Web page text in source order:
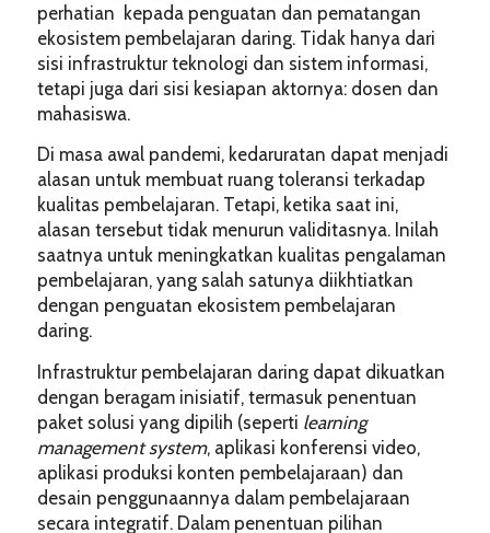
perhatian kepada penguatan dan pematangan
ekosistem pembelajaran daring. Tidak hanya dari
sisi infrastruktur teknologi dan sistem informasi,
tetapi juga dari sisi kesiapan aktornya: dosen dan
mahasiswa.
Di masa awal pandemi, kedaruratan dapat menjadi
alasan untuk membuat ruang toleransi terkadap
kualitas pembelajaran. Tetapi, ketika saat ini,
alasan tersebut tidak menurun validitasnya. Inilah
saatnya untuk meningkatkan kualitas pengalaman
pembelajaran, yang salah satunya diikhtiatkan
dengan penguatan ekosistem pembelajaran
daring.
Infrastruktur pembelajaran daring dapat dikuatkan
dengan beragam inisiatif, termasuk penentuan
paket solusi yang dipilih (seperti learning
management system, aplikasi konferensi video,
aplikasi produksi konten pembelajaraan) dan
desain penggunaannya dalam pembelajaraan
secara integratif. Dalam penentuan pilihan